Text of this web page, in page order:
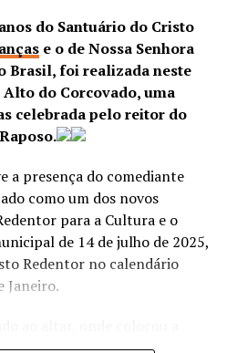
N. Sra. das Graças –
Sra. Imaculada
José Operário
do Santuário do Cristo
e o de Nossa Senhora
Brasil, foi realizada neste
do Corcovado, uma
celebrada pelo reitor do
a presença do comediante
como um dos novos
para a Cultura e o
de 14 de julho de 2025,
Redentor no calendário
Janeiro.
Senhora Aparecida, padroeira